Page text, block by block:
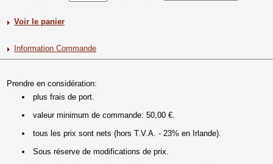
Voir le panier
Information Commande
Prendre en considération:
plus frais de port.
valeur minimum de commande: 50,00 €.
tous les prix sont nets (hors T.V.A. - 23% en Irlande).
Sous réserve de modifications de prix.